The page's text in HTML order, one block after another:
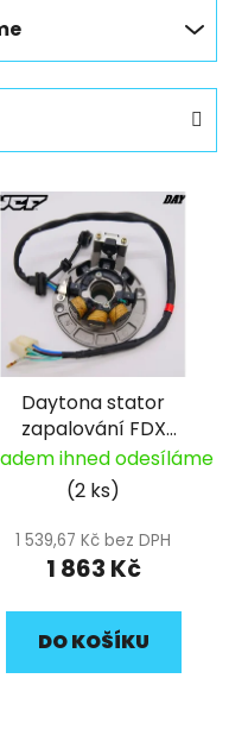
Daytona stator
zapalování FDX
Anima
ihned odesíláme
(2 ks)
1 539,67 Kč bez DPH
1 863 Kč
DO KOŠÍKU